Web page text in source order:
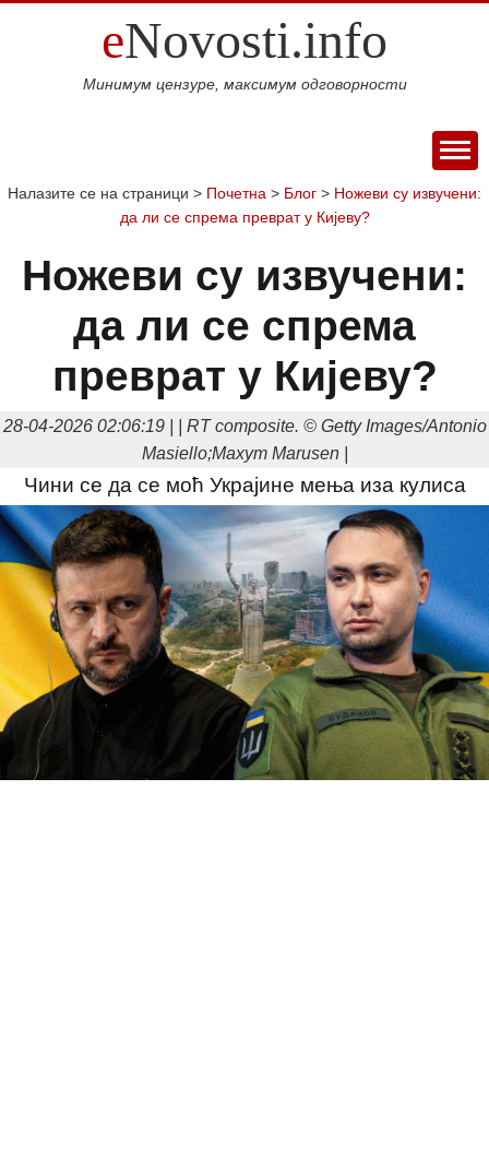
eNovosti.info
Минимум цензуре, максимум одговорности
ПОЧЕТНА
ВИЈЕСТИ
Свијет
Балкан
Србија
Република
Српска
Хроника
СПОРТ
Фудбал
Кошарка
Аутомото
МАГАЗИН
Занимљивости
Култура
Наука
и
технологија
Образовање
Шоу
бизнис
ЕКОНОМИЈА
Посао
Аутомобили
Некретнине
ДРУШТВО
КОЛУМНЕ
БЛОГ
О НАМА
Налазите се на страници > Почетна > Блог > Ножеви су извучени:
да ли се спрема преврат у Кијеву?
Ножеви су извучени:
да ли се спрема
преврат у Кијеву?
28-04-2026 02:06:19 | | RT composite. © Getty Images/Antonio
Masiello;Maxym Marusen |
Чини се да се моћ Украјине мења иза кулиса